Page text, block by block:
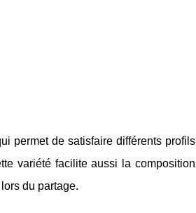
permet de satisfaire différents profils
variété facilite aussi la composition
du partage.